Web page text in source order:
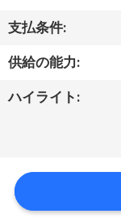
い
て
工
旅
行
支払条件:
供給の能力:
ハイライト: